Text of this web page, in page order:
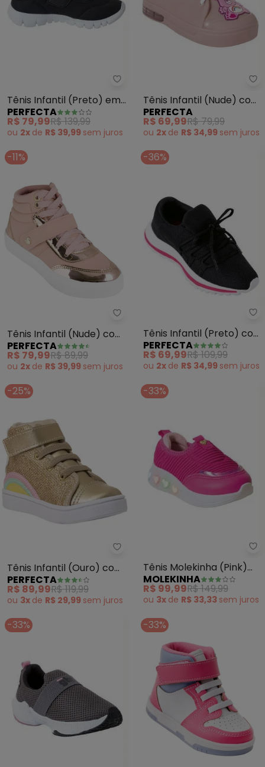
Perfecta - Tênis Infantil
Tênis Infantil (Preto) em
Tecido
PERFECTA
R$ 79,99R$ 139,99
ou 2x de R$ 39,99 sem juros
Tênis Infantil (Nude) com
Luz de Led
PERFECTA
R$ 69,99R$ 79,99
ou 2x de R$ 34,99 sem juros
-11%
Perfecta - Tênis Infantil (Nude)
Tênis Infantil (Nude) com
Cano Médio
PERFECTA
R$ 79,99R$ 89,99
ou 2x de R$ 39,99 sem juros
-36%
Tênis Infantil (Preto) com
Ioiô
PERFECTA
R$ 69,99R$ 109,99
ou 2x de R$ 34,99 sem juros
-25%
Perfecta - Tênis Infantil (Ouro)
Tênis Infantil (Ouro) com
Velcro
PERFECTA
R$ 89,99R$ 119,99
ou 3x de R$ 29,99 sem juros
-33%
Tênis Molekinha (Pink)
em Sintético
MOLEKINHA
R$ 99,99R$ 149,99
ou 3x de R$ 33,33 sem juros
-33% -33%